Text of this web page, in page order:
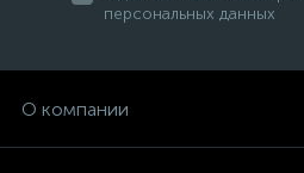
персональных данных
О компании